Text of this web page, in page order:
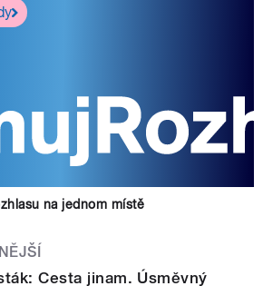
na jednom místě
Cesta jinam. Úsměvný